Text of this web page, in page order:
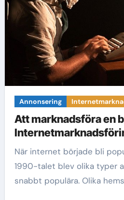
Annonsering
Att marknadsföra en
När internet började bli populärt i slutet av
1990-talet blev olika typer
snabbt populära. Olika